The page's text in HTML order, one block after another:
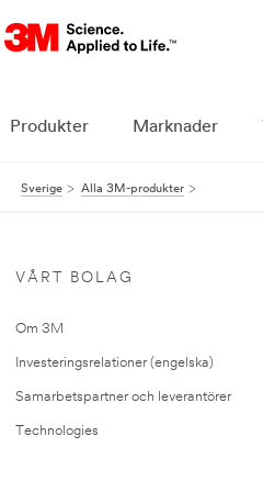
Produkter Marknader
Sverige Alla 3M-produkter
VÅRT BOLAG
Om 3M
Investeringsrelationer (engelska)
Samarbetspartner och leverantörer
Technologies